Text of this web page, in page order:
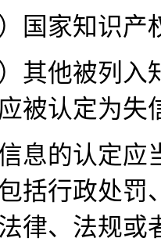
家知识产
他被列入
被认定为失
的认定应
括行政处罚
律、法规或